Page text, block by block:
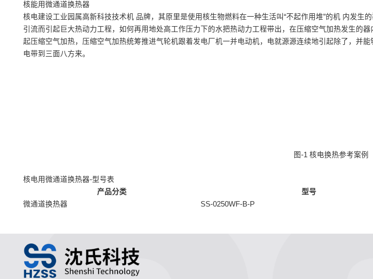
核能用微通道换热器
核电建设工业园属高新科技技术机 品牌，其原里是使用核生物燃料在一种生活叫“不起作用堆”的机 内发生
引流而引起巨大热动力工程，如何再用地处高工作压力下的水把热动力工程带出，在压缩空气加热发生的器
起压缩空气加热，压缩空气加热统筹推进气轮机跟着发电厂机一并电动机，电就源源连续地引起除了，并能
电带到三面八方来。
图-1 核电换热参考案例
核电用微通道换热器-型号表
产品分类
型号
微通道换热器
SS-0250WF-B-P